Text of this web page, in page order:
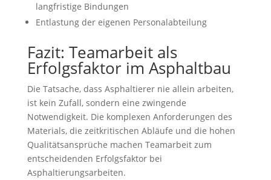
langfristige Bindungen
Entlastung der eigenen Personalabteilung
Fazit: Teamarbeit als
Erfolgsfaktor im Asphaltbau
Die Tatsache, dass Asphaltierer nie allein arbeiten,
ist kein Zufall, sondern eine zwingende
Notwendigkeit. Die komplexen Anforderungen des
Materials, die zeitkritischen Abläufe und die hohen
Qualitätsansprüche machen Teamarbeit zum
entscheidenden Erfolgsfaktor bei
Asphaltierungsarbeiten.